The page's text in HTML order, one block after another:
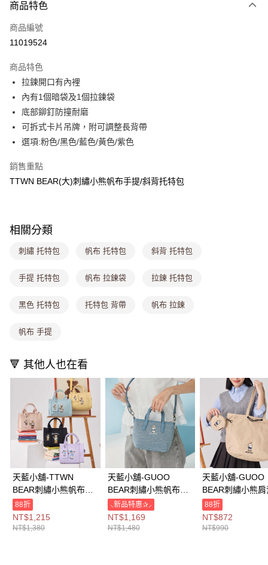
信用卡一次付款
超商取貨付款
Apple Pay
街口支付
悠遊付
Google Pay
大哥付你分期
相關說明
流程，驗證手機門號後，選擇欲分期的期數、繳款截止日，確認付款後即完
3.實際核准額度、可分期數及費用金額請依後續交易確認頁面所載為準。
法說明評估內容。
1.分期款項不併入電信帳單，「大哥付你分期」於每月結算日後寄送繳費提
帳／街口支付／iPASS MONEY」等通路繳費。
【注意事項】
1.本服務係由「台灣大哥大股份有限公司」（以下簡稱本公司）所提供，讓
用戶於交易時，得透過本服務購買商品或服務，並由商店將買賣／分期付款
買賣價金債權讓與本公司後，依約使用本公司帳單繳交帳款。
2.基於同意付款使用「大哥付你分期」之契約關係目的，商店將以您的個人
資料（包含姓名、電話或地址）提供予台灣大哥大進項蒐集、處理及利用，
由本公司與您本人進行分期帳單所需資料之確認、核對及更正。
3.完整用戶服務條款，請詳閱以下連結：https://oppay.tw/userRule
運送方式
全家取貨付款
每筆NT$80，滿NT$699(含以上)免運費
萊爾富取貨付款
付款後萊爾富取貨
每筆NT$8,888，滿NT$8,888(含以上)免運費
7-11取貨付款
每筆NT$80，滿NT$1,000(含以上)免運費
付款後7-11取貨
每筆NT$80，滿NT$1,000(含以上)免運費
宅配
每筆NT$100，滿NT$1,000(含以上)免運費
付款後門市自取
商品特色
商品編號
11019524
商品特色
拉鍊開口有內裡
內有1個暗袋及1個拉鍊袋
底部鉚釘防撞耐磨
可拆式卡片吊牌，附可調整長背帶
選項:粉色/黑色/藍色/黃色/紫色
銷售重點
TTWN BEAR(大)刺繡小熊帆布手提/斜背托特包
相關分類
刺繡 托特包 帆布 托特包 斜背 托特包
手提 托特包 帆布 拉鍊袋 拉鍊 托特包
黑色 托特包 托特包 背帶 帆布 拉鍊
帆布 手提
🔻 其他人也在看
天藍小舖-TTWN
BEAR刺繡小熊帆布手
提/斜背托特包-共5
色-$1380【A0303200
6】
88折
NT$1,215
NT$1,380
天藍小舖-GUOO
BEAR刺繡小熊帆布手
提/斜背小包-共1
色-$1480【A0303209
2】
⸜新品特惠✰⸝
NT$1,169
NT$1,480
天藍小舖-GUOO
BEAR刺繡小熊
龍子母托特包-共2
色-$990【
】
88折
NT$872
NT$990